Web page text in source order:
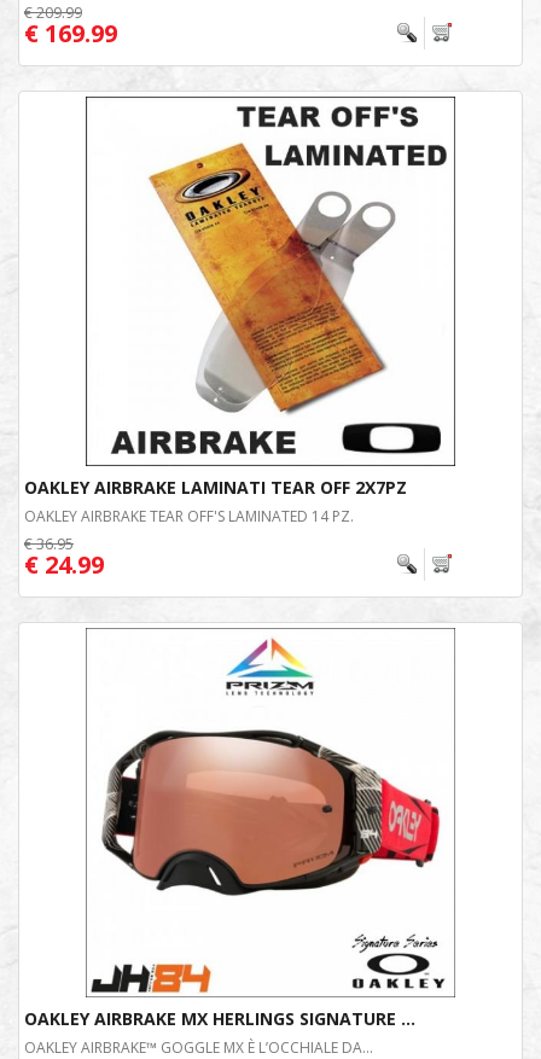
€ 209.99
€ 169.99
OAKLEY AIRBRAKE LAMINATI TEAR OFF 2X7PZ
OAKLEY AIRBRAKE TEAR OFF'S LAMINATED 14 PZ.
€ 36.95
€ 24.99
OAKLEY AIRBRAKE MX HERLINGS SIGNATURE ...
OAKLEY AIRBRAKE™ GOGGLE MX È L’OCCHIALE DA...